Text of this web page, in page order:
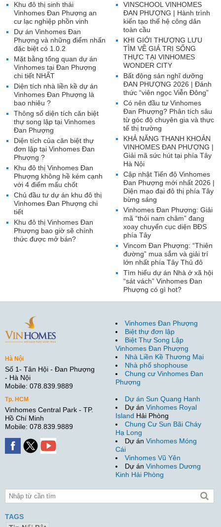
VINSCHOOL VINHOMES
ĐAN PHƯỢNG | Hành trình
kiến tạo thế hệ công dân
toàn cầu
KHI GIỚI THƯỢNG LƯU
TÌM VỀ GIÁ TRỊ SỐNG
THỰC TẠI VINHOMES
WONDER CITY
Bất động sản nghĩ dưỡng
ĐAN PHƯỢNG 2026 | Đánh
thức “viên ngọc Viễn Đông”
Có nên đầu tư Vinhomes
Đan Phượng? Phân tích sâu
từ góc độ chuyên gia và thực
tế thị trường
KHẢ NĂNG THANH KHOẢN
VINHOMES ĐAN PHƯỢNG |
Giải mã sức hút tại phía Tây
Hà Nội
Cập nhật Tiến độ Vinhomes
Đan Phượng mới nhất 2026 |
Diện mạo đại đô thị phía Tây
bừng sáng
Vinhomes Đan Phượng: Giải
mã “thỏi nam châm” đang
xoay chuyển cục diện BĐS
phía Tây
Vincom Đan Phượng: “Thiên
đường” mua sắm và giải trí
lớn nhất phía Tây Thủ đô
Tìm hiểu dự án Nhà ở xã hội
“sát vách” Vinhomes Đan
Phượng có gì hot?
Khu đô thị sinh thái
Vinhomes Đan Phượng an
cư lạc nghiệp phồn vinh
Dự án Vinhomes Đan
Phượng và những điểm nhấn
đặc biệt có 1.0.2
Mặt bằng tổng quan dự án
Vinhomes tại Đan Phượng
chi tiết NHẤT
Diện tích nhà liền kề dự án
Vinhomes Đan Phượng là
bao nhiêu ?
Thông số diện tích căn biệt
thự song lập tại Vinhomes
Đan Phượng
Diện tích của căn biệt thự
đơn lập tại Vinhomes Đan
Phượng ?
Khu đô thị Vinhomes Đan
Phượng không hề kém cạnh
với 4 điểm mấu chốt
Chủ đầu tư dự án khu đô thị
Vinhomes Đan Phượng chi
tiết
Khu đô thị Vinhomes Đan
Phượng bao giờ sẽ chính
thức được mở bán?
Hà Nội
Số 1- Tân Hội - Đan Phượng
- Hà Nội
Mobile: 078.839.9889
Tp. HCM
Vinhomes Central Park - TP.
Hồ Chí Minh
Mobile: 078.839.9889
Vinhomes Đan Phượng
Biệt thự đơn lập
Biệt Thự Song Lập
Vinhomes Đan Phượng
Nhà Liền Kề Thương Mại
Nhà phố shophouse
Chung cư Vinhomes Đan
Phượng
Dự án Sun Quang Hanh
Dự án Vinhomes Royal
Island Hải Phòng
Chung Cư Sun Bãi Cháy
Hạ Long
Dự án Vinhomes Móng
Cái
Vinhomes Vũ Yên
Dự án Vinhomes Dương
Kinh Hải Phòng
TAGS